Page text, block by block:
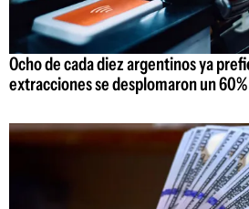
Ocho de cada diez argentinos ya
extracciones se desplomaron un 60%